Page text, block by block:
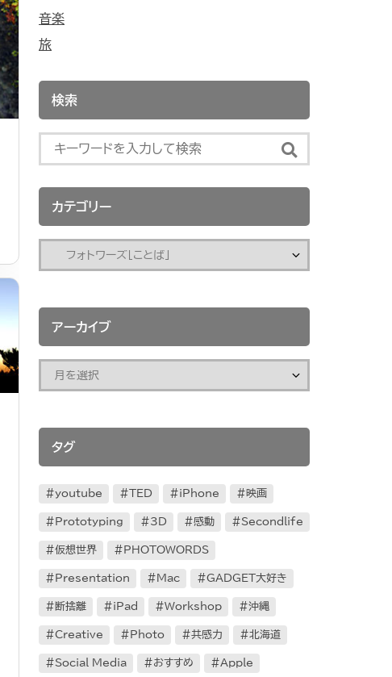
音楽
旅
検索
カテゴリー
アーカイブ
タグ
youtube TED iPhone 映画
Prototyping 3D 感動 Secondlife
仮想世界 PHOTOWORDS
Presentation Mac GADGET大好き
断捨離 iPad Workshop 沖縄
Creative Photo 共感力 北海道
Social Media おすすめ Apple